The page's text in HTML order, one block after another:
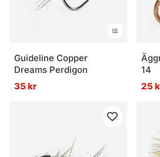
Guideline Copper
Dreams Perdigon
35 kr
14
25